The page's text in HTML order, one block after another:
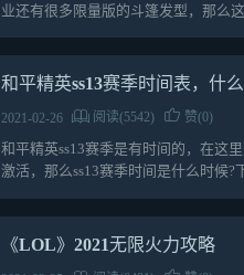
业还有很多限量版的斗篷发型，那么
和平精英ss13赛季时间表，什么
2021-02-26 阅读(5542) 赞(0)
和平精英ss13赛季是有时间的，在这
激活，那么ss13赛季时间是什么时候
《LOL》2021无限火力攻略